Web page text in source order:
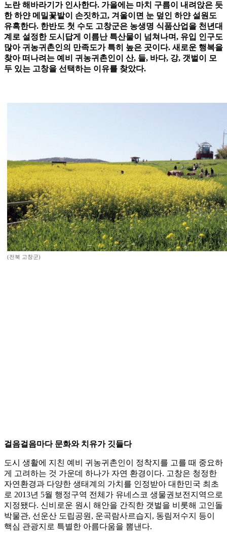
노란 해바라기가 인사한다. 가을에는 마치 구름이 내려앉은 듯
한 하얀 메밀꽃밭이 손짓하고, 겨울이면 눈 덮인 하얀 설원도
유혹한다. 한반도 첫 수도 고창군은 농생명 식품산업을 천년대
계로 설정한 도시답게 이름난 특산물이 넘쳐나며, 유입 인구도
많아 귀농귀촌인의 만족도가 특히 높은 곳이다. 새로운 행복을
찾아 떠나려는 예비 귀농귀촌인이 산, 들, 바다, 강, 갯벌이 모
두 있는 고창을 선택하는 이유를 찾았다.
(전북 고창군)
걸음걸음마다 문화와 치유가 깃들다
도시 생활에 지친 예비 귀농귀촌인이 정착지를 고를 때 중요하
게 고려하는 것 가운데 하나가 자연 환경이다. 고창은 청정한
자연환경과 다양한 생태계의 가치를 인정받아 대한민국 최초
로 2013년 5월 행정구역 전체가 유네스코 생물권보전지역으로
지정됐다. 신비로운 원시 해안을 간직한 갯벌을 비롯해 고인돌
박물관, 선운산 도립공원, 운곡람사르습지, 동림저수지 등이
핵심 관광지로 특별한 아름다움을 뽐낸다.